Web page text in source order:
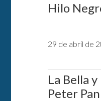
Hilo
29 de abril de
La Bella
Peter Pan